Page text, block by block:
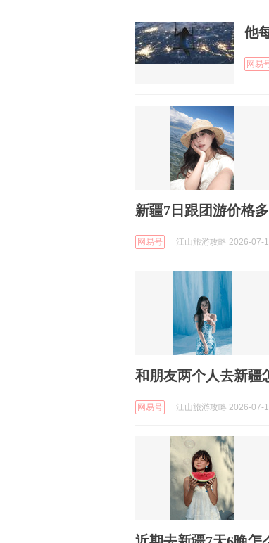
他
网易
新疆7日跟团游价格
网易号 江山旅游攻略 2026-07-
和朋友两个人去新疆
网易号 江山旅游攻略 2026-07-